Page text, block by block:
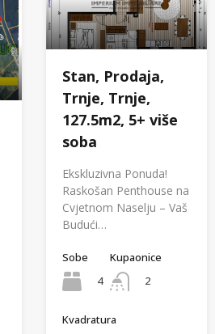
Stan, Prodaja,
Trnje, Trnje,
127.5m2, 5+ više
soba
Ekskluzivna Ponuda!
Raskošan Penthouse na
Cvjetnom Naselju – Vaš
Budući…
Sobe
4
Kupaonice
2
Kvadratura